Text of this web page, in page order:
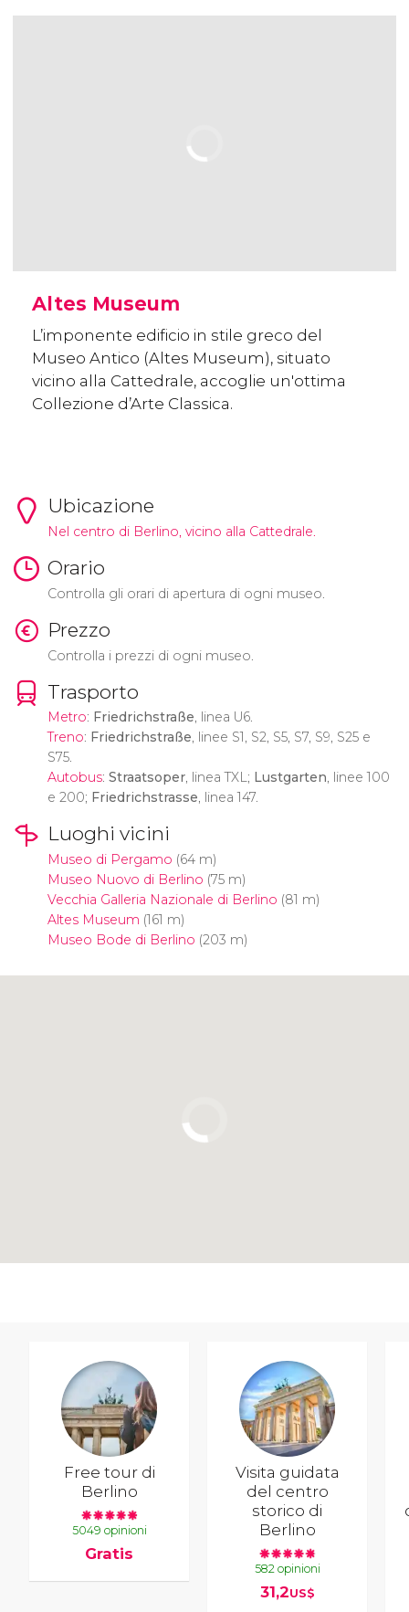
Altes Museum
L’imponente edificio in stile greco del
Museo Antico (Altes Museum), situato
vicino alla Cattedrale, accoglie un'ottima
Collezione d’Arte Classica.
Ubicazione
Nel centro di Berlino, vicino alla Cattedrale.
Orario
Controlla gli orari di apertura di ogni museo.
Prezzo
Controlla i prezzi di ogni museo.
Trasporto
Metro: Friedrichstraße, linea U6.
Treno: Friedrichstraße, linee S1, S2, S5, S7, S9, S25 e
S75.
Autobus: Straatsoper, linea TXL; Lustgarten, linee 100
e 200; Friedrichstrasse, linea 147.
Luoghi vicini
Museo di Pergamo (64 m)
Museo Nuovo di Berlino (75 m)
Vecchia Galleria Nazionale di Berlino (81 m)
Altes Museum (161 m)
Museo Bode di Berlino (203 m)
Free tour di
Berlino
5049 opinioni
Gratis
Visita guidata
del centro
storico di
Berlino
582 opinioni
31,2US$